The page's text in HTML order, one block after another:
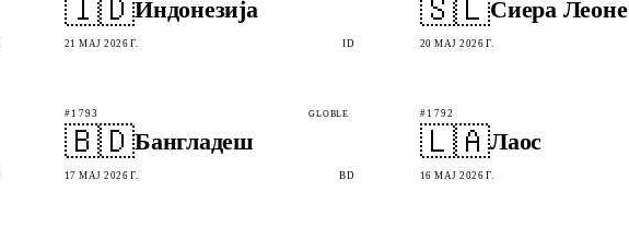
🇮🇩Индонезија
21 МАЈ 2026 Г. ID
🇸🇱Сиера Леоне
20 МАЈ 2026 Г.
#1793 GLOBLE
🇧🇩Бангладеш
17 МАЈ 2026 Г. BD
#1792
🇱🇦Лаос
16 МАЈ 2026 Г.